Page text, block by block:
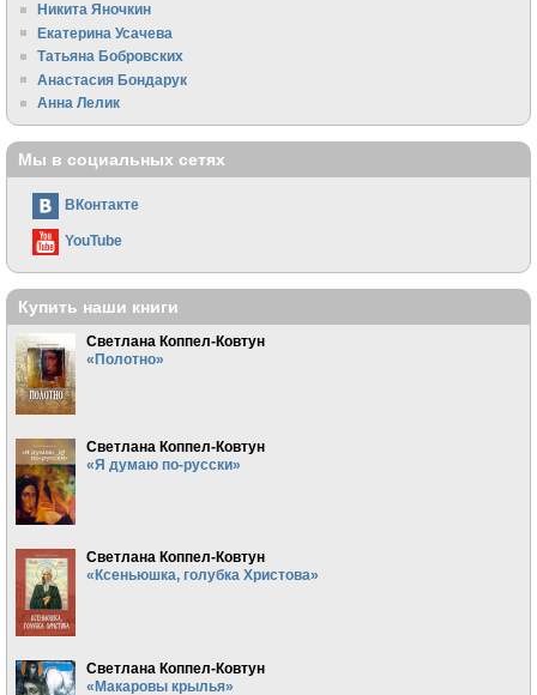
Никита Яночкин
Екатерина Усачева
Татьяна Бобровских
Анастасия Бондарук
Анна Лелик
Мы в социальных сетях
ВКонтакте
YouTube
Купить наши книги
Светлана Коппел-Ковтун
«Полотно»
Светлана Коппел-Ковтун
«Я думаю по-русски»
Светлана Коппел-Ковтун
«Ксеньюшка, голубка Христова»
Светлана Коппел-Ковтун
«Макаровы крылья»